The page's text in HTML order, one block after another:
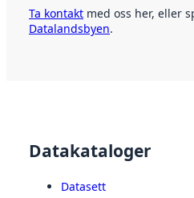
Ta kontakt med oss her, eller
Datalandsbyen.
Datakataloger
Datasett